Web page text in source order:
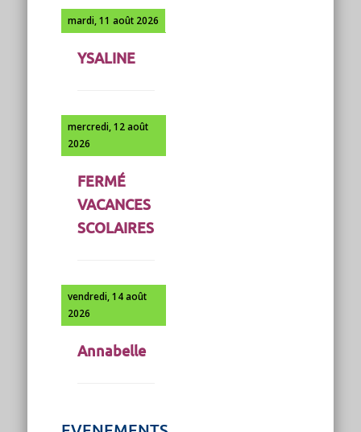
mardi, 11 août 2026
YSALINE
mercredi, 12 août
2026
FERMÉ
VACANCES
SCOLAIRES
vendredi, 14 août
2026
Annabelle